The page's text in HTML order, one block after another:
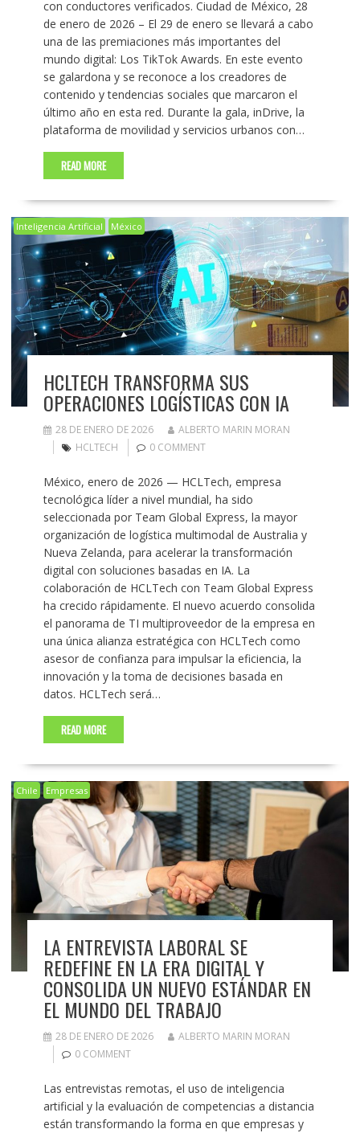
con conductores verificados. Ciudad de México, 28
de enero de 2026 – El 29 de enero se llevará a cabo
una de las premiaciones más importantes del
mundo digital: Los TikTok Awards. En este evento
se galardona y se reconoce a los creadores de
contenido y tendencias sociales que marcaron el
último año en esta red. Durante la gala, inDrive, la
plataforma de movilidad y servicios urbanos con…
READ MORE
Inteligencia Artificial México
HCLTECH TRANSFORMA SUS
OPERACIONES LOGÍSTICAS CON IA
28 DE ENERO DE 2026
ALBERTO MARIN MORAN
HCLTECH
0 COMMENT
México, enero de 2026 — HCLTech, empresa
tecnológica líder a nivel mundial, ha sido
seleccionada por Team Global Express, la mayor
organización de logística multimodal de Australia y
Nueva Zelanda, para acelerar la transformación
digital con soluciones basadas en IA. La
colaboración de HCLTech con Team Global Express
ha crecido rápidamente. El nuevo acuerdo consolida
el panorama de TI multiproveedor de la empresa en
una única alianza estratégica con HCLTech como
asesor de confianza para impulsar la eficiencia, la
innovación y la toma de decisiones basada en
datos. HCLTech será…
READ MORE
Chile Empresas
LA ENTREVISTA LABORAL SE
REDEFINE EN LA ERA DIGITAL Y
CONSOLIDA UN NUEVO ESTÁNDAR EN
EL MUNDO DEL TRABAJO
28 DE ENERO DE 2026
ALBERTO MARIN MORAN
0 COMMENT
Las entrevistas remotas, el uso de inteligencia
artificial y la evaluación de competencias a distancia
están transformando la forma en que empresas y